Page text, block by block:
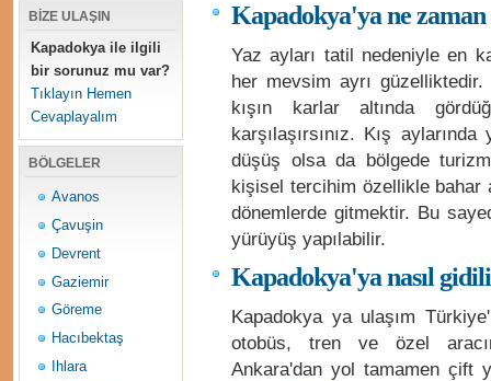
BİZE ULAŞIN
Kapadokya ile ilgili
bir sorunuz mu var?
Tıklayın Hemen
Cevaplayalım
BÖLGELER
Avanos
Çavuşin
Devrent
Gaziemir
Göreme
Hacıbektaş
Ihlara
Kapadokya'ya ne
Yaz ayları tatil nedeniyle en
her mevsim ayrı
kışın karlar altında
karşılaşırsınız. Kış
düşüş olsa da bölgede
kişisel tercihim özellikle bahar
dönemlerde gitmektir. Bu
yürüyüş yapılabilir.
Kapadokya'ya nasıl
Kapadokya ya ulaşım
otobüs, tren ve özel
Ankara'dan yol tamamen çift